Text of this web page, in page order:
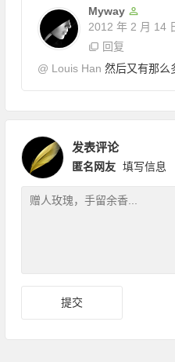
Myway
2012 年 2 月 14
回复
@ Louis Han 然后又有那么
发表评论
匿名网友 填写信息